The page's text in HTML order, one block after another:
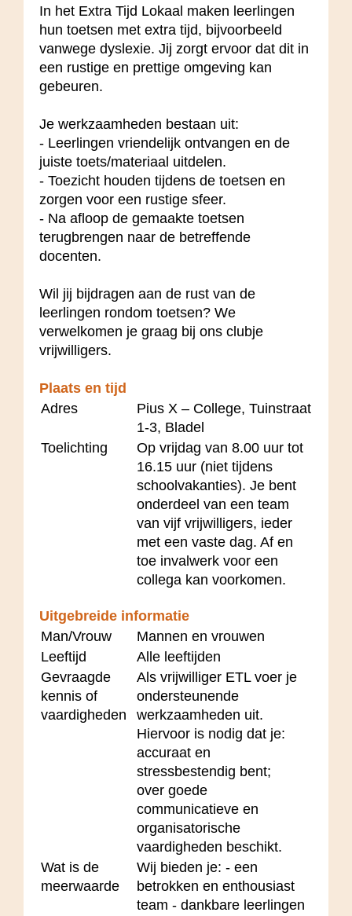
In het Extra Tijd Lokaal maken leerlingen
hun toetsen met extra tijd, bijvoorbeeld
vanwege dyslexie. Jij zorgt ervoor dat dit in
een rustige en prettige omgeving kan
gebeuren.
Je werkzaamheden bestaan uit:
- Leerlingen vriendelijk ontvangen en de
juiste toets/materiaal uitdelen.
- Toezicht houden tijdens de toetsen en
zorgen voor een rustige sfeer.
- Na afloop de gemaakte toetsen
terugbrengen naar de betreffende
docenten.
Wil jij bijdragen aan de rust van de
leerlingen rondom toetsen? We
verwelkomen je graag bij ons clubje
vrijwilligers.
Plaats en tijd
Adres
Pius X – College, Tuinstraat
1-3, Bladel
Toelichting
Op vrijdag van 8.00 uur tot
16.15 uur (niet tijdens
schoolvakanties). Je bent
onderdeel van een team
van vijf vrijwilligers, ieder
met een vaste dag. Af en
toe invalwerk voor een
collega kan voorkomen.
Uitgebreide informatie
Man/Vrouw
Mannen en vrouwen
Leeftijd
Alle leeftijden
Gevraagde
kennis of
vaardigheden
Als vrijwilliger ETL voer je
ondersteunende
werkzaamheden uit.
Hiervoor is nodig dat je:
accuraat en
stressbestendig bent;
over goede
communicatieve en
organisatorische
vaardigheden beschikt.
Wat is de
meerwaarde
Wij bieden je: - een
betrokken en enthousiast
team - dankbare leerlingen